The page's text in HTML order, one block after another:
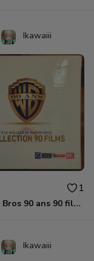
Ikawaiii
1
Warner Bros 90 ans 90 films Neuf emballé
Ikawaiii